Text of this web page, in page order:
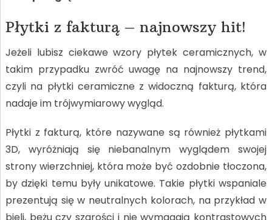
Płytki z fakturą – najnowszy hit!
Jeżeli lubisz ciekawe wzory płytek ceramicznych, w
takim przypadku zwróć uwagę na najnowszy trend,
czyli na płytki ceramiczne z widoczną fakturą, która
nadaje im trójwymiarowy wygląd.
Płytki z fakturą, które nazywane są również płytkami
3D, wyróżniają się niebanalnym wyglądem swojej
strony wierzchniej, która może być ozdobnie tłoczona,
by dzięki temu były unikatowe. Takie płytki wspaniale
prezentują się w neutralnych kolorach, na przykład w
bieli, beżu czy szarości i nie wymagają kontrastowych